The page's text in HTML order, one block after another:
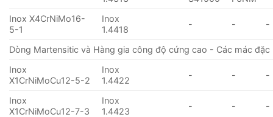
Inox X4CrNiMo16-
5-1
Inox
1.4418
- - -
Dòng Martensitic và Hàng gia công độ cứng cao - Các mác đặc
Inox
X1CrNiMoCu12-5-2
Inox
1.4422
- - -
Inox
X1CrNiMoCu12-7-3
Inox
1.4423
- - -